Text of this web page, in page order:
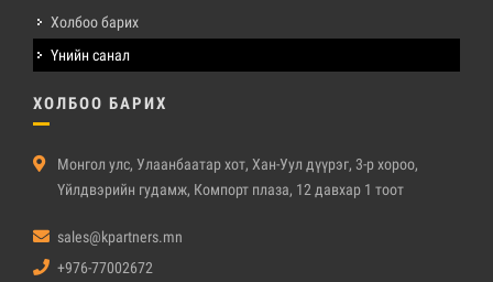
Холбоо барих
Үнийн санал
ХОЛБОО БАРИХ
Монгол улс, Улаанбаатар хот, Хан-Уул дүүрэг, 3-р хороо,
Үйлдвэрийн гудамж, Компорт плаза, 12 давхар 1 тоот
sales@kpartners.mn
+976-77002672